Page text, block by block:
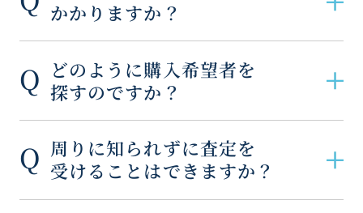
かかりますか？
どのように購入希望者を
探すのですか？
周りに知られずに査定を
受けることはできますか？